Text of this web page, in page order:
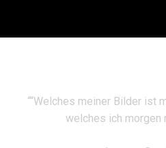
““Welches meiner Bilder ist
welches ich morgen